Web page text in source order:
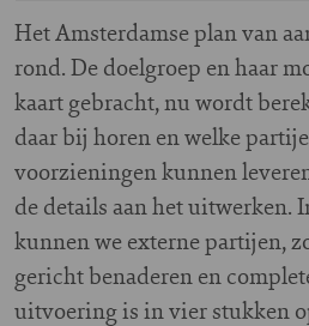
Het Amsterdamse plan van
rond. De doelgroep en haar
kaart gebracht, nu wordt
daar bij horen en welke
voorzieningen kunnen
de details aan het uitwerken.
kunnen we externe partijen,
gericht benaderen en
uitvoering is in vier stukken